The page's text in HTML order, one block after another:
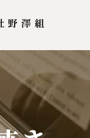
報
介
報